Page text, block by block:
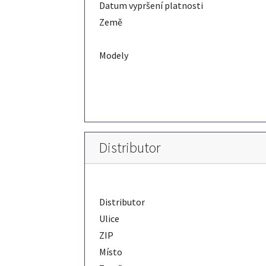
Datum vypršení platnosti
Země
Modely
Distributor
Distributor
Ulice
ZIP
Místo